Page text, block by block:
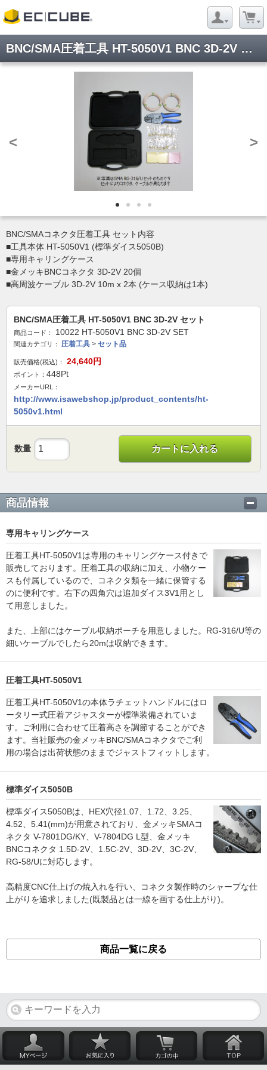
BNC/SMA圧着工具 HT-5050V1 BNC 3D-2V セット
< >
BNC/SMAコネクタ圧着工具 セット内容
■工具本体 HT-5050V1 (標準ダイス5050B)
■専用キャリングケース
■金メッキBNCコネクタ 3D-2V 20個
■高周波ケーブル 3D-2V 10m x 2本 (ケース収納は1本)
BNC/SMA圧着工具 HT-5050V1 BNC 3D-2V セット
商品コード： 10022 HT-5050V1 BNC 3D-2V SET
関連カテゴリ： 圧着工具 > セット品
販売価格(税込)： 24,640円
ポイント： 448Pt
メーカーURL：
http://www.isawebshop.jp/product_contents/ht-
5050v1.html
数量 カートに入れる
商品情報
専用キャリングケース
圧着工具HT-5050V1は専用のキャリングケース付きで
販売しております。圧着工具の収納に加え、小物ケー
スも付属しているので、コネクタ類を一緒に保管する
のに便利です。右下の四角穴は追加ダイス3V1用とし
て用意しました。
また、上部にはケーブル収納ポーチを用意しました。RG-316/U等の
細いケーブルでしたら20mは収納できます。
圧着工具HT-5050V1
圧着工具HT-5050V1の本体ラチェットハンドルにはロ
ータリー式圧着アジャスターが標準装備されていま
す。ご利用に合わせて圧着高さを調節することができ
ます。当社販売の金メッキBNC/SMAコネクタでご利
用の場合は出荷状態のままでジャストフィットします。
標準ダイス5050B
標準ダイス5050Bは、HEX穴径1.07、1.72、3.25、
4.52、5.41(mm)が用意されており、金メッキSMAコ
ネクタ V-7801DG/KY、V-7804DG L型、金メッキ
BNCコネクタ 1.5D-2V、1.5C-2V、3D-2V、3C-2V、
RG-58/Uに対応します。
高精度CNC仕上げの焼入れを行い、コネクタ製作時のシャープな仕
上がりを追求しました(既製品とは一線を画する仕上がり)。
商品一覧に戻る